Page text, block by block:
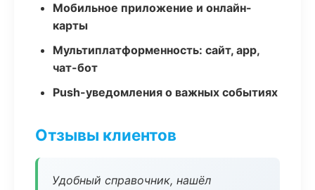
Мобильное приложение и онлайн-
карты
Мультиплатформенность: сайт, app,
чат-бот
Push-уведомления о важных событиях
Отзывы клиентов
Удобный справочник, нашёл